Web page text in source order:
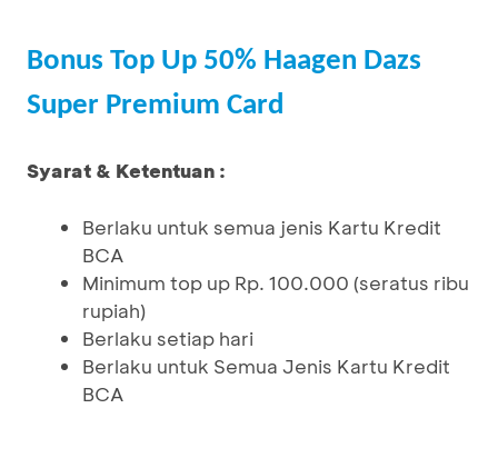
Bonus Top Up 50% Haagen Dazs
Super Premium Card
Syarat & Ketentuan :
Berlaku untuk semua jenis Kartu Kredit
BCA
Minimum top up Rp. 100.000 (seratus ribu
rupiah)
Berlaku setiap hari
Berlaku untuk Semua Jenis Kartu Kredit
BCA